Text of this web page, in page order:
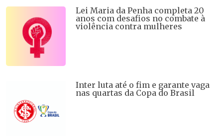
Lei Maria da Penha completa 20
anos com desafios no combate à
violência contra mulheres
Inter luta até o fim e garante vaga
nas quartas da Copa do Brasil